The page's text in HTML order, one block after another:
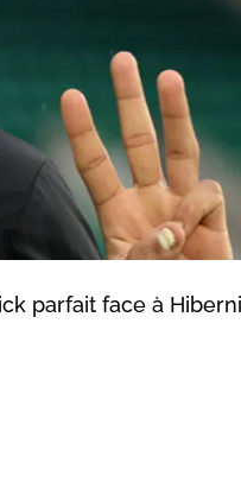
parfait face à